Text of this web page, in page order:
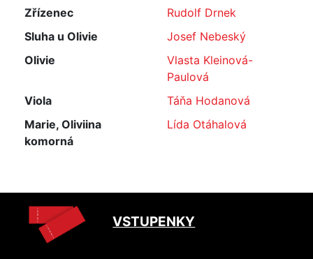
Zřízenec
Rudolf Drnek
Sluha u Olivie
Josef Nebeský
Olivie
Vlasta Kleinová-
Paulová
Viola
Táňa Hodanová
Marie, Oliviina
komorná
Lída Otáhalová
VSTUPENKY